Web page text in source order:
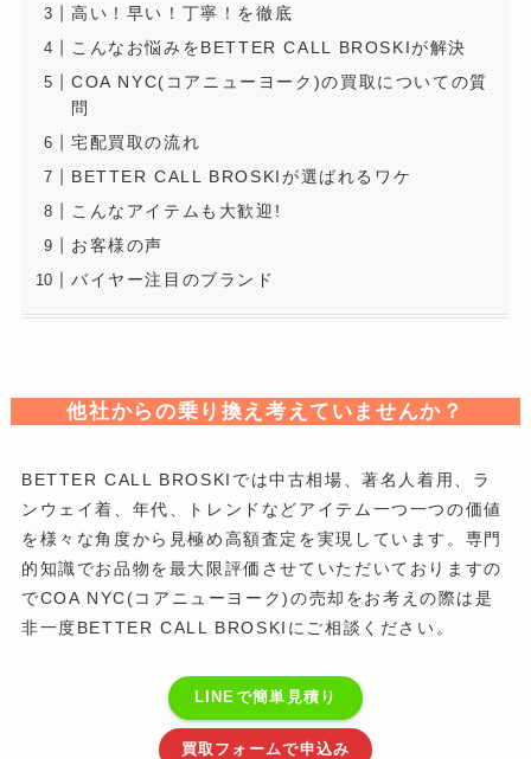
高い！早い！丁寧！を徹底
こんなお悩みをBETTER CALL BROSKIが解決
COA NYC(コアニューヨーク)の買取についての質
問
宅配買取の流れ
BETTER CALL BROSKIが選ばれるワケ
こんなアイテムも大歓迎!
お客様の声
バイヤー注目のブランド
他社からの乗り換え考えていませんか？
BETTER CALL BROSKIでは中古相場、著名人着用、ラ
ンウェイ着、年代、トレンドなどアイテム一つ一つの価値
を様々な角度から見極め高額査定を実現しています。専門
的知識でお品物を最大限評価させていただいておりますの
でCOA NYC(コアニューヨーク)の売却をお考えの際は是
非一度BETTER CALL BROSKIにご相談ください。
LINEで簡単見積り
買取フォームで申込み